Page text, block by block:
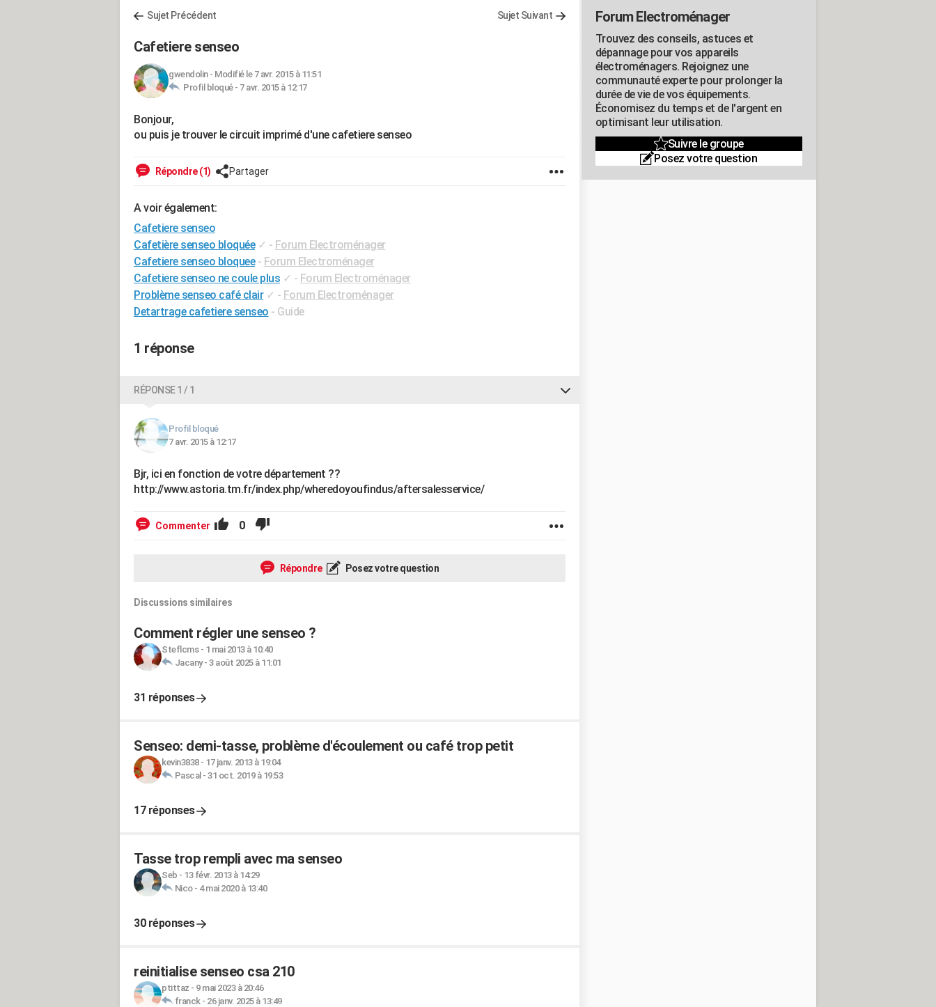
Sujet Précédent Sujet Suivant
Cafetiere senseo
gwendolin- Modifié le 7 avr. 2015 à 11:51
Profil bloqué - 7 avr. 2015 à 12:17
Bonjour,
ou puis je trouver le circuit imprimé d'une cafetiere senseo
Répondre (1) Partager
A voir également:
Cafetiere senseo
Cafetière senseo bloquée ✓ - Forum Electroménager
Cafetiere senseo bloquee - Forum Electroménager
Cafetiere senseo ne coule plus ✓ - Forum Electroménager
Problème senseo café clair ✓ - Forum Electroménager
Detartrage cafetiere senseo - Guide
1 réponse
RÉPONSE 1 / 1
Profil bloqué
7 avr. 2015 à 12:17
Bjr, ici en fonction de votre département ??
http://www.astoria.tm.fr/index.php/wheredoyoufindus/aftersalesservice/
Commenter 0
Répondre Posez votre question
Discussions similaires
Comment régler une senseo ?
Steflcms- 1 mai 2013 à 10:40
Jacany- 3 août 2025 à 11:01
31 réponses
Senseo: demi-tasse, problème d'écoulement ou café trop petit
kevin3838- 17 janv. 2013 à 19:04
Pascal - 31 oct. 2019 à 19:53
17 réponses
Tasse trop rempli avec ma senseo
Seb - 13 févr. 2013 à 14:29
Nico- 4 mai 2020 à 13:40
30 réponses
reinitialise senseo csa 210
ptittaz - 9 mai 2023 à 20:46
franck- 26 janv. 2025 à 13:49
Forum Electroménager
Trouvez des conseils, astuces et
dépannage pour vos appareils
électroménagers. Rejoignez une
communauté experte pour prolonger la
durée de vie de vos équipements.
Économisez du temps et de l'argent en
optimisant leur utilisation.
Suivre le groupe
Posez votre question